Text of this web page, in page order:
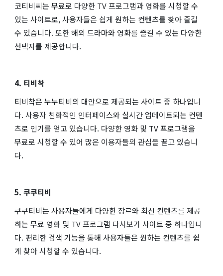
코티비씨는 무료로 다양한 TV 프로그램과 영화를 시청할 수
있는 사이트로, 사용자들은 쉽게 원하는 컨텐츠를 찾아 즐길
수 있습니다. 또한 해외 드라마와 영화를 즐길 수 있는 다양한
선택지를 제공합니다.
4. 티비착
티비착은 누누티비의 대안으로 제공되는 사이트 중 하나입니
다. 사용자 친화적인 인터페이스와 실시간 업데이트되는 컨텐
츠로 인기를 얻고 있습니다. 다양한 영화 및 TV 프로그램을
무료로 시청할 수 있어 많은 이용자들의 관심을 끌고 있습니
다.
5. 쿠쿠티비
쿠쿠티비는 사용자들에게 다양한 장르와 최신 컨텐츠를 제공
하는 무료 영화 및 TV 프로그램 다시보기 사이트 중 하나입니
다. 편리한 검색 기능을 통해 사용자들은 원하는 컨텐츠를 쉽
게 찾아 시청할 수 있습니다.